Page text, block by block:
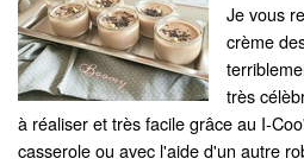
Je vous
crème
très
à réaliser et très facile grâce au I-
casserole ou avec l'aide d'un autre